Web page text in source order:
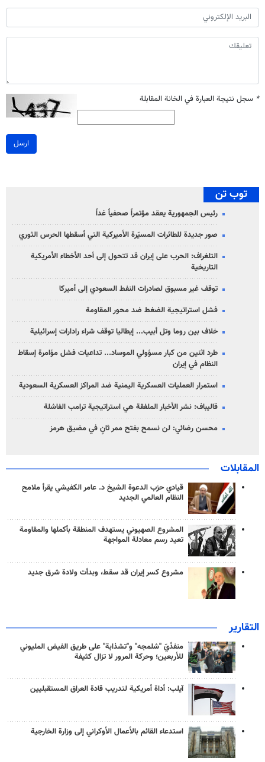
* سجل نتيجة العبارة في الخانة المقابلة
ارسل
توب تن
رئيس الجمهورية يعقد مؤتمراً صحفياً غداً
صور جديدة للطائرات المسيّرة الأميركية التي أسقطها الحرس الثوري
التلغراف: الحرب على إيران قد تتحول إلى أحد الأخطاء الأمريكية
التاريخية
توقف غير مسبوق لصادرات النفط السعودي إلى أميركا
فشل استراتيجية الضغط ضد محور المقاومة
خلاف بين روما وتل أبيب... إيطاليا توقف شراء رادارات إسرائيلية
طرد اثنين من كبار مسؤولي الموساد... تداعيات فشل مؤامرة إسقاط
النظام في إيران
استمرار العمليات العسكرية اليمنية ضد المراكز العسكرية السعودية
قاليباف: نشر الأخبار الملفقة هي استراتيجية ترامب الفاشلة
محسن رضائي: لن نسمح بفتح ممر ثانٍ في مضيق هرمز
المقابلات
قيادي حزب الدعوة الشيخ د. عامر الكفيشي يقرأ ملامح
النظام العالمي الجديد
المشروع الصهيوني يستهدف المنطقة بأكملها والمقاومة
تعيد رسم معادلة المواجهة
مشروع كسر إيران قد سقط، وبدأت ولادة شرق جديد
التقارير
منفذَيّ "شلمجه" و"تشذابة" على طريق الفيض المليوني
للأربعين؛ وحركة المرور لا تزال كثيفة
آيلب: أداة أمريكية لتدريب قادة العراق المستقبليين
استدعاء القائم بالأعمال الأوكراني إلى وزارة الخارجية